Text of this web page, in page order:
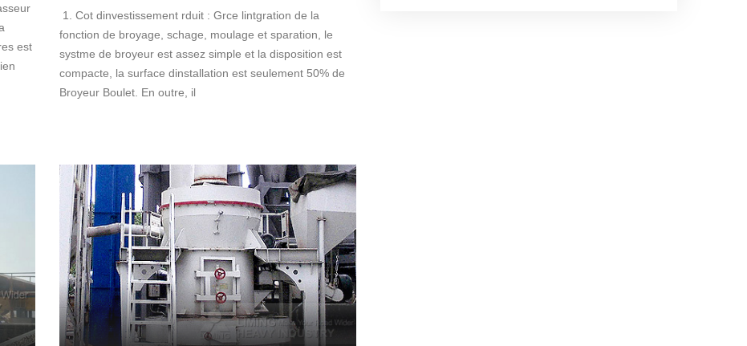
est
1. Cot dinvestissement rduit : Grce lintgration de la
fonction de broyage, schage, moulage et sparation, le
systme de broyeur est assez simple et la disposition est
compacte, la surface dinstallation est seulement 50% de
Broyeur Boulet. En outre, il